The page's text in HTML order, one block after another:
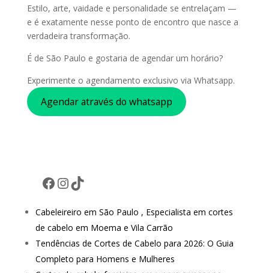
Estilo, arte, vaidade e personalidade se entrelaçam —
e é exatamente nesse ponto de encontro que nasce a
verdadeira transformação.
É de São Paulo e gostaria de agendar um horário?
Experimente o agendamento exclusivo via Whatsapp.
Agendar através do whatsapp
Facebook
Instagram
TikTok
Cabeleireiro em São Paulo , Especialista em cortes
de cabelo em Moema e Vila Carrão
Tendências de Cortes de Cabelo para 2026: O Guia
Completo para Homens e Mulheres